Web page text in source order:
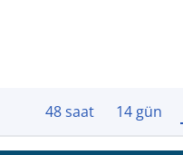
48 saat 14 gün